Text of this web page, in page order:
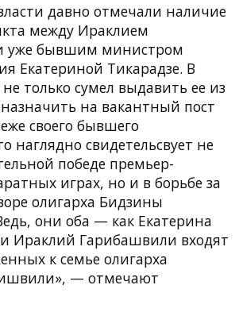
давно отмечали наличие
между Ираклием
уже бывшим министром
Екатериной Тикарадзе. В
только сумел выдавить ее из
на вакантный пост
своего бывшего
наглядно свидетельсвует не
победе премьер-
играх, но и в борьбе за
олигарха Бидзины
они оба — как Екатерина
и Ираклий Гарибашвили входят
к семье олигарха
— отмечают